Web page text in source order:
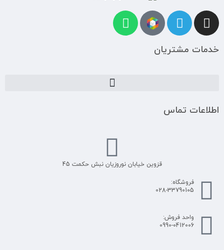
خدمات مشتریان
اطلاعات تماس
قزوین خیابان نوروزیان نبش حکمت 45
فروشگاه:
028-33790105
واحد فروش:
0990-0412006